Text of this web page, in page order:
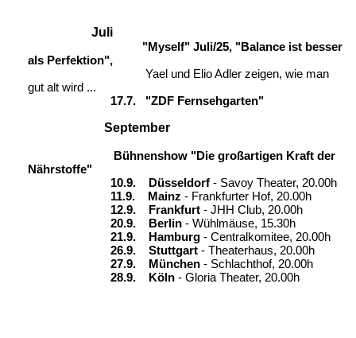
Juli
"Myself" Juli/25, "Balance ist besser
als Perfektion",
Yael und Elio Adler zeigen, wie man
gut alt wird ...
17.7. "ZDF Fernsehgarten"
September
Bühnenshow "Die großartigen Kraft der
Nährstoffe"
10.9. Düsseldorf - Savoy Theater, 20.00h
11.9.
Mainz - Frankfurter Hof, 20.00h
12.9.
Frankfurt - JHH Club, 20.00h
20.9.
Berlin - Wühlmäuse, 15.30h
21.9. Hamburg - Centralkomitee, 20.00h
26.9. Stuttgart - Theaterhaus, 20.00h
27.9. München - Schlachthof, 20.00h
28.9. Köln - Gloria Theater, 20.00h